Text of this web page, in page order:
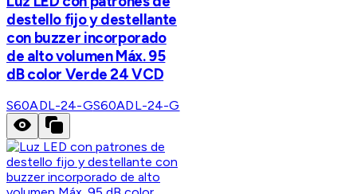
destello fijo y destellante
con buzzer incorporado
de alto volumen Máx. 95
dB color Verde 24 VCD
S60ADL-24-GS60ADL-24-G